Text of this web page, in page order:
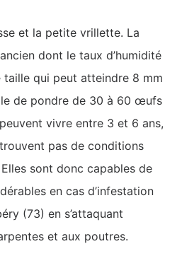
et la petite vrillette. La
dont le taux d’humidité
taille qui peut atteindre 8 mm
de pondre de 30 à 60 œufs
vivre entre 3 et 6 ans,
pas de conditions
sont donc capables de
en cas d’infestation
(73) en s’attaquant
et aux poutres.